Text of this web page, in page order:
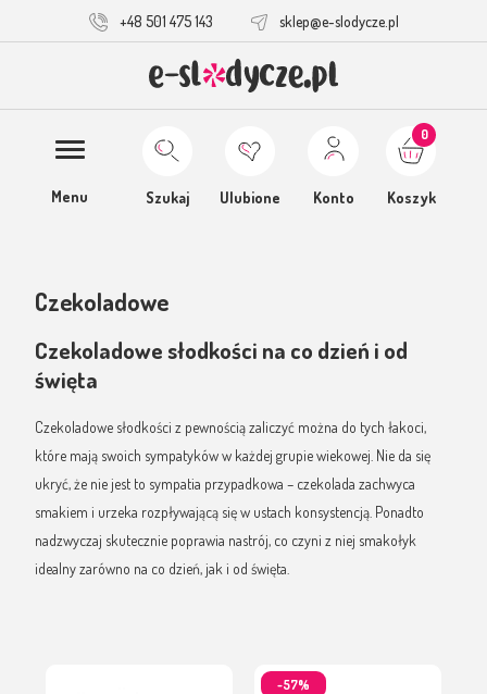
+48 501 475 143 sklep@e-slodycze.pl
Menu Szukaj Ulubione Konto Koszyk
0
Czekoladowe
Czekoladowe słodkości na co dzień i od
święta
Czekoladowe słodkości z pewnością zaliczyć można do tych łakoci,
które mają swoich sympatyków w każdej grupie wiekowej. Nie da się
ukryć, że nie jest to sympatia przypadkowa – czekolada zachwyca
smakiem i urzeka rozpływającą się w ustach konsystencją. Ponadto
nadzwyczaj skutecznie poprawia nastrój, co czyni z niej smakołyk
idealny zarówno na co dzień, jak i od święta.
-57%